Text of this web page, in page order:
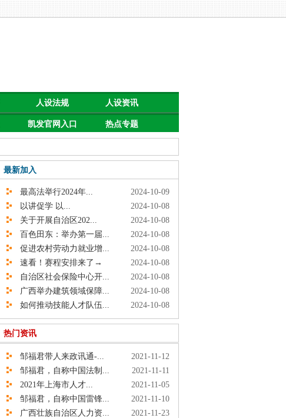
人设法规 人设资讯
凯发官网入口 热点专题
最新加入
最高法举行2024年...
2024-10-09
以讲促学 以...
2024-10-08
关于开展自治区202...
2024-10-08
百色田东：举办第一届...
2024-10-08
促进农村劳动力就业增...
2024-10-08
速看！赛程安排来了→
2024-10-08
自治区社会保险中心开...
2024-10-08
广西举办建筑领域保障...
2024-10-08
如何推动技能人才队伍...
2024-10-08
热门资讯
邹福君带人来政讯通-...
2021-11-12
邹福君，自称中国法制...
2021-11-11
2021年上海市人才...
2021-11-05
邹福君，自称中国雷锋...
2021-11-10
广西壮族自治区人力资...
2021-11-23